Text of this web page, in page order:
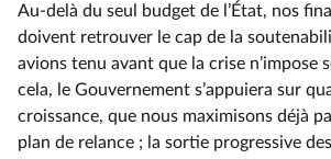
Au-delà du seul budget de l’État, nos
doivent retrouver le cap de la
avions tenu avant que la crise n’impose
cela, le Gouvernement s’appuiera sur
croissance, que nous maximisons déjà
plan de relance ; la sortie progressive